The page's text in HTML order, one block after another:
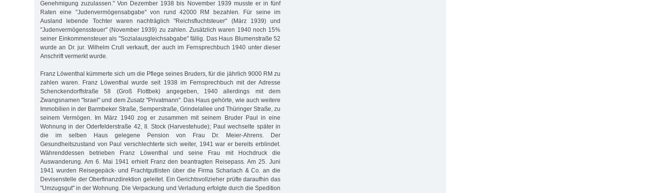
Genehmigung zuzulassen." Von Dezember 1938 bis November 1939 musste er in fünf
Raten eine "Judenvermögensabgabe" von rund 42000 RM bezahlen. Für seine im
Ausland lebende Tochter waren nachträglich "Reichsfluchtsteuer" (März 1939) und
"Judenvermögenssteuer" (November 1939) zu zahlen. Zusätzlich waren 1940 noch 15%
seiner Einkommensteuer als "Sozialausgleichsabgabe" fällig. Das Haus Blumenstraße 52
wurde an Dr. jur. Wilhelm Crull verkauft, der auch im Fernsprechbuch 1940 unter dieser
Anschrift vermerkt wurde.
Franz Löwenthal kümmerte sich um die Pflege seines Bruders, für die jährlich 9000 RM zu
zahlen waren. Franz Löwenthal wurde seit 1938 im Fernsprechbuch mit der Adresse
Schenckendorffstraße 58 (Groß Flottbek) angegeben, 1940 allerdings mit dem
Zwangsnamen "Israel" und dem Zusatz "Privatmann". Das Haus gehörte, wie auch weitere
Immobilien in der Barmbeker Straße, Semperstraße, Grindelallee und Thüringer Straße, zu
seinem Vermögen. Im März 1940 zog er zusammen mit seinem Bruder Paul in eine
Wohnung in der Oderfelderstraße 42, II. Stock (Harvestehude); Paul wechselte später in
die im selben Haus gelegene Pension von Frau Dr. Meier-Ahrens. Der
Gesundheitszustand von Paul verschlechterte sich weiter, 1941 war er bereits erblindet.
Währenddessen betrieben Franz Löwenthal und seine Frau mit Hochdruck die
Auswanderung. Am 6. Mai 1941 erhielt Franz den beantragten Reisepass. Am 25. Juni
1941 wurden Reisegepäck- und Frachtgutlisten über die Firma Scharlach & Co. an die
Devisenstelle der Oberfinanzdirektion geleitet. Ein Gerichtsvollzieher prüfte daraufhin das
"Umzugsgut" in der Wohnung. Die Verpackung und Verladung erfolgte durch die Spedition